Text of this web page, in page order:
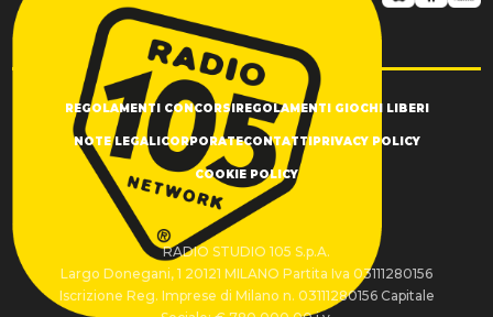
REGOLAMENTI CONCORSIREGOLAMENTI GIOCHI LIBERI
NOTE LEGALICORPORATECONTATTIPRIVACY POLICY
COOKIE POLICY
RADIO STUDIO 105 S.p.A.
Largo Donegani, 1 20121 MILANO Partita Iva 03111280156
Iscrizione Reg. Imprese di Milano n. 03111280156 Capitale